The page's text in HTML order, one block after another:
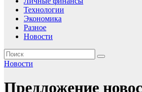
Технологии
Экономика
Разное
Новости
Новости
Предложение